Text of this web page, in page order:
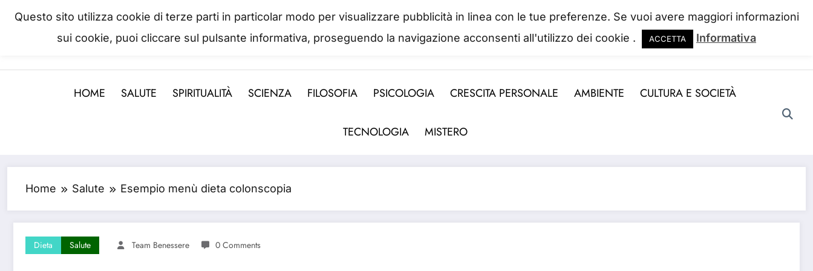
IL PORTALE DEL BENESSERE
La salute è come il denaro, non abbiamo mai una vera idea del suo valore fino a quando la perdiamo. Josh Billings
HOME SALUTE SPIRITUALITÀ SCIENZA FILOSOFIA PSICOLOGIA CRESCITA PERSONALE AMBIENTE CULTURA E SOCIETÀ
TECNOLOGIA MISTERO
Home Salute Esempio menù dieta colonscopia
Dieta Salute Team Benessere 0 Comments
Questo sito utilizza cookie di terze parti in particolar modo per visualizzare pubblicità in linea con le tue preferenze. Se vuoi avere maggiori informazioni
sui cookie, puoi cliccare sul pulsante informativa, proseguendo la navigazione acconsenti all'utilizzo dei cookie .
ACCETTA Informativa